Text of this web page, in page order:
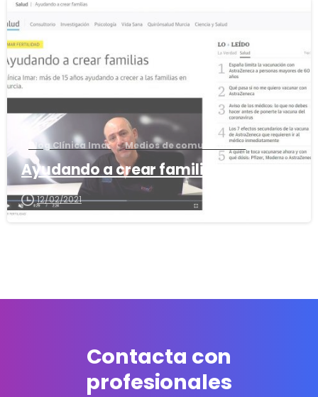
Blog Clínica Imar Medios de comunicación
Ayudando a crear familias
12/02/2021
Contacta con
profesionales